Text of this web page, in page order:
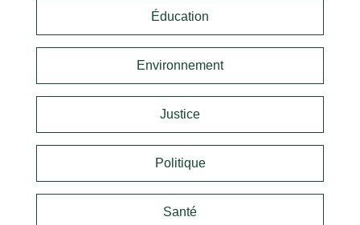
Éducation
Environnement
Justice
Politique
Santé